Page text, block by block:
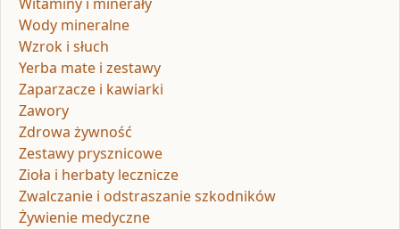
Wody mineralne
Wzrok i słuch
Yerba mate i zestawy
Zaparzacze i kawiarki
Zawory
Zdrowa żywność
Zestawy prysznicowe
Zioła i herbaty lecznicze
Zwalczanie i odstraszanie szkodników
Żywienie medyczne